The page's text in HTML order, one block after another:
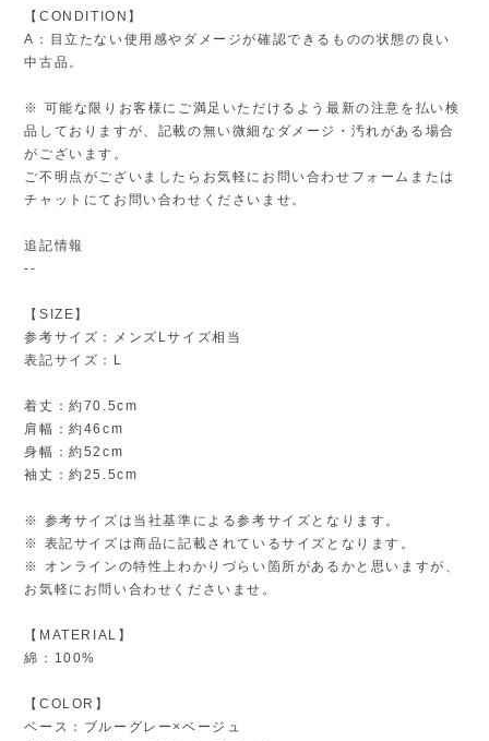
【CONDITION】
A：目立たない使用感やダメージが確認できるものの状態の良い
中古品。
※ 可能な限りお客様にご満足いただけるよう最新の注意を払い検
品しておりますが、記載の無い微細なダメージ・汚れがある場合
がございます。
ご不明点がございましたらお気軽にお問い合わせフォームまたは
チャットにてお問い合わせくださいませ。
追記情報
--
【SIZE】
参考サイズ：メンズLサイズ相当
表記サイズ：L
着丈：約70.5cm
肩幅：約46cm
身幅：約52cm
袖丈：約25.5cm
※ 参考サイズは当社基準による参考サイズとなります。
※ 表記サイズは商品に記載されているサイズとなります。
※ オンラインの特性上わかりづらい箇所があるかと思いますが、
お気軽にお問い合わせくださいませ。
【MATERIAL】
綿：100%
【COLOR】
ベース：ブルーグレー×ベージュ